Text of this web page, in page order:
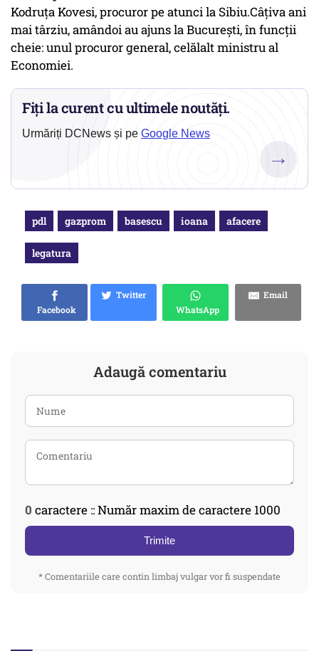
Kodruţa Kovesi, procuror pe atunci la Sibiu.Câțiva ani
mai târziu, amândoi au ajuns la București, în funcții
cheie: unul procuror general, celălalt ministru al
Economiei.
Fiți la curent cu ultimele noutăți.
Urmăriți DCNews și pe Google News
→
pdl gazprom basescu ioana afacere
legatura
Facebook
Twitter
WhatsApp
Email
Adaugă comentariu
0 caractere :: Număr maxim de caractere 1000
Trimite
* Comentariile care contin limbaj vulgar vor fi suspendate